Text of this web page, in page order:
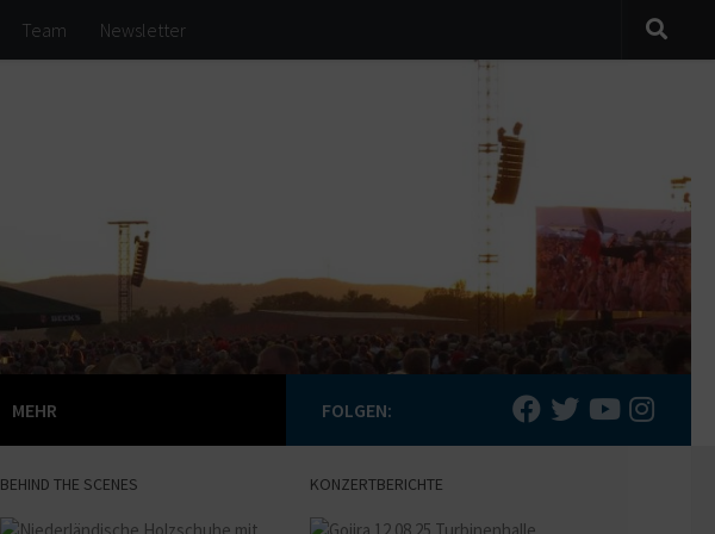
Team Newsletter
FOLGEN:
KONZERTBERICHTE
MEHR
BEHIND THE SCENES